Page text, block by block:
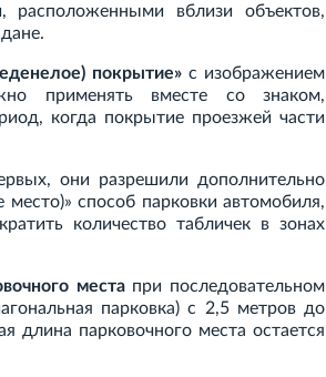
расположенными вблизи объектов,
покрытие» с изображением
применять вместе со знаком,
когда покрытие проезжей части
они разрешили дополнительно
место)» способ парковки автомобиля,
количество табличек в зонах
местапри последовательном
парковка) с 2,5 метров до
длина парковочного места остается